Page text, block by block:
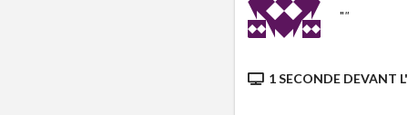
""
1 SECONDE DEVANT